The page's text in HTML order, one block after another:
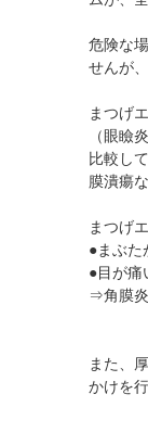
危険な
せんが
まつげ
（眼瞼炎
比較し
膜潰瘍
まつげ
●まぶ
●目が痛
⇒角膜
また、
かけを